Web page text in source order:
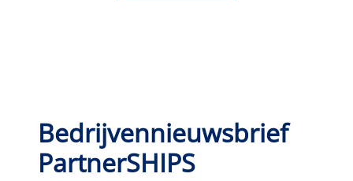
Bedrijvennieuwsbrief
PartnerSHIPS